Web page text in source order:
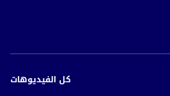
كل الفيديوهات